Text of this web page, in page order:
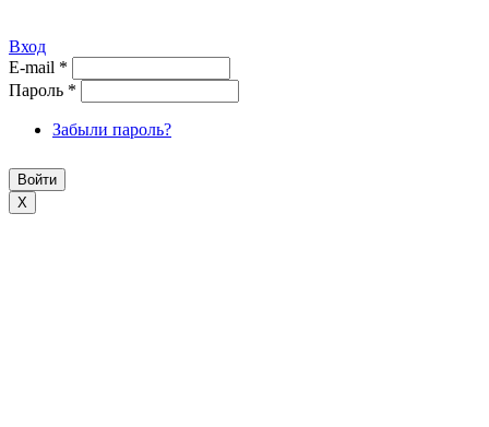
Вход
E-mail *
Пароль *
Забыли пароль?
X